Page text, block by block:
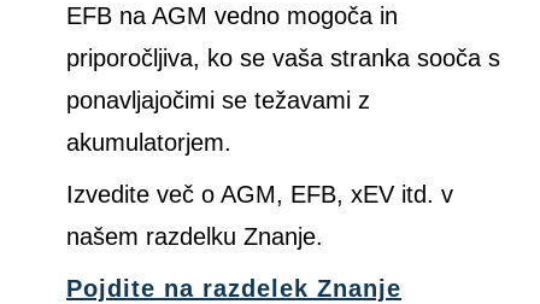
EFB na AGM vedno mogoča in
priporočljiva, ko se vaša stranka sooča s
ponavljajočimi se težavami z
akumulatorjem.
Izvedite več o AGM, EFB, xEV itd. v
našem razdelku Znanje.
Pojdite na razdelek Znanje